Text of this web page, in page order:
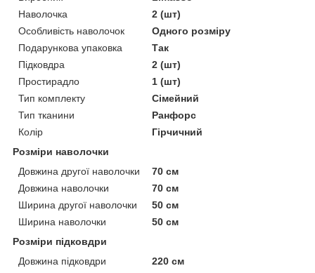
Наволочка
2 (шт)
Особливість наволочок
Одного розміру
Подарункова упаковка
Так
Підковдра
2 (шт)
Простирадло
1 (шт)
Тип комплекту
Сімейний
Тип тканини
Ранфорс
Колір
Гірчичний
Розміри наволочки
Довжина другої наволочки
70 см
Довжина наволочки
70 см
Ширина другої наволочки
50 см
Ширина наволочки
50 см
Розміри підковдри
Довжина підковдри
220 см